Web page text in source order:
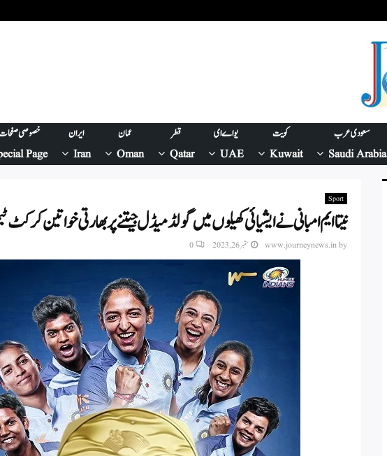
سعودی عرب
Saudi Arabia
کویت
Kuwait
یو اے ای
UAE
قطر
Qatar
عمان
Oman
ایران
Iran
خصوصی
Page
Sport
نیتا ایم امبانی نے ایشیائی کھیلوں میں گولڈ میڈل جیتنے پربھارتی خواتین
by
www.journeynews.in ستمبر 26, 2023 0